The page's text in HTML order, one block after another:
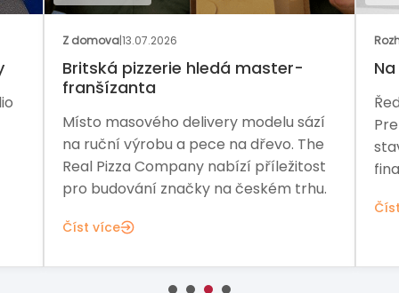
Z domova|13.07.2026
Britská pizzerie hledá master-
franšízanta
Místo masového delivery modelu sází
na ruční výrobu a pece na dřevo. The
Real Pizza Company nabízí příležitost
pro budování značky na českém trhu.
Číst více